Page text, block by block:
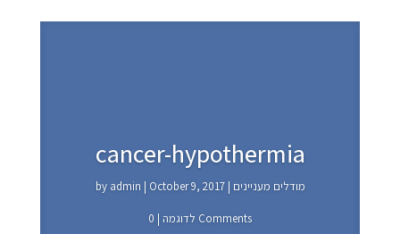
cancer-hypothermia
by admin | October 9, 2017| מודלים מעניינים
לדוגמה | 0 Comments